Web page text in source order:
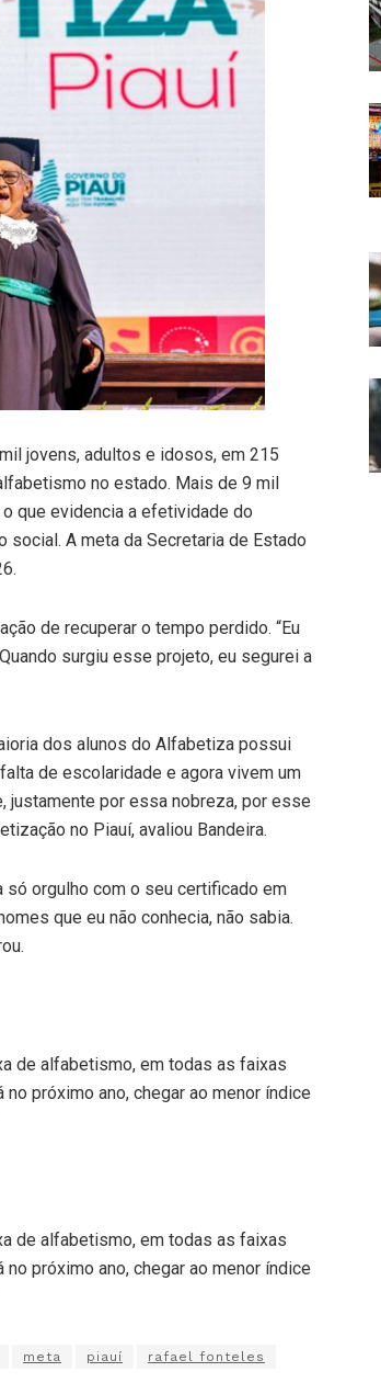
jovens, adultos e idosos, em 215
no estado. Mais de 9 mil
que evidencia a efetividade do
A meta da Secretaria de Estado
de recuperar o tempo perdido. “Eu
surgiu esse projeto, eu segurei a
dos alunos do Alfabetiza possui
de escolaridade e agora vivem um
justamente por essa nobreza, por esse
no Piauí, avaliou Bandeira.
só orgulho com o seu certificado em
que eu não conhecia, não sabia.
de alfabetismo, em todas as faixas
próximo ano, chegar ao menor índice
de alfabetismo, em todas as faixas
próximo ano, chegar ao menor índice
meta piauí rafael fonteles